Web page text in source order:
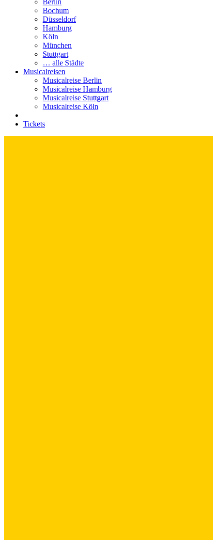
Berlin
Bochum
Düsseldorf
Hamburg
Köln
München
Stuttgart
… alle Städte
Musicalreisen
Musicalreise Berlin
Musicalreise Hamburg
Musicalreise Stuttgart
Musicalreise Köln
Tickets